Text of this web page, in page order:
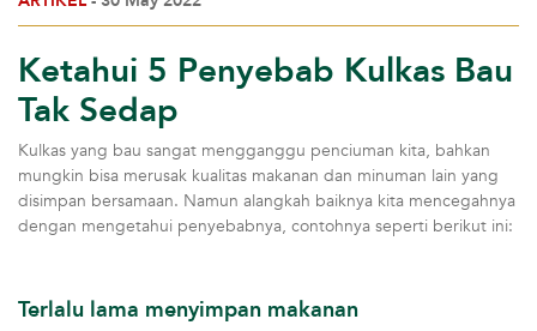
Ketahui 5 Penyebab Kulkas Bau
Tak Sedap
Kulkas yang bau sangat mengganggu penciuman kita, bahkan
mungkin bisa merusak kualitas makanan dan minuman lain yang
disimpan bersamaan. Namun alangkah baiknya kita mencegahnya
dengan mengetahui penyebabnya, contohnya seperti berikut ini:
Terlalu lama menyimpan makanan